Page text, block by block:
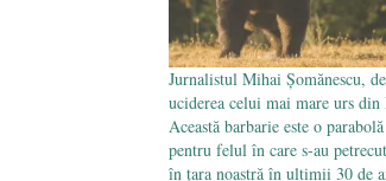
Jurnalistul Mihai Șomănescu,
uciderea celui mai mare urs din
Această barbarie este o
pentru felul în care s-au
în țara noastră în ultimii 30 de